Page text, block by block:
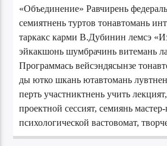
«Объединение» Равчирень
семиятнень туртов тонавтомань
таркакс карми В.Дубинин лемсэ
эйкакшонь шумбрачинь витемань
Программась вейсэндясынзе
ды ютко шкань ютавтомань
перть участниктнень учить
проектной сессият, семиянь мастер-
психологической вастовомат,